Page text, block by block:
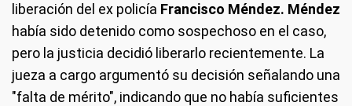
liberación del ex policía Francisco Méndez. Méndez
había sido detenido como sospechoso en el caso,
pero la justicia decidió liberarlo recientemente. La
jueza a cargo argumentó su decisión señalando una
"falta de mérito", indicando que no había suficientes